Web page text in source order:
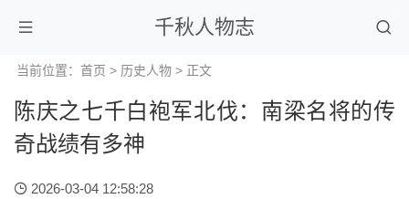
千秋人物志
当前位置： 首页 > 历史人物 > 正文
陈庆之七千白袍军北伐：南梁名将的传
奇战绩有多神
2026-03-04 12:58:28